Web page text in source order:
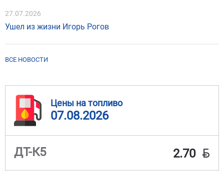
27.07.2026
Ушел из жизни Игорь Рогов
ВСЕ НОВОСТИ
Цены на топливо
07.08.2026
ДТ-К5 2.70 BYN